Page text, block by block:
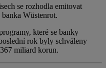
se rozhodla emitovat
Wüstenrot.
které se banky
rok byly schváleny
miliard korun.